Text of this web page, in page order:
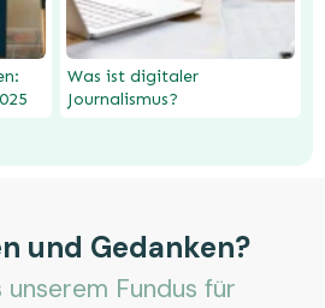
Was ist digitaler
Journalismus?
und Gedanken?
unserem Fundus für